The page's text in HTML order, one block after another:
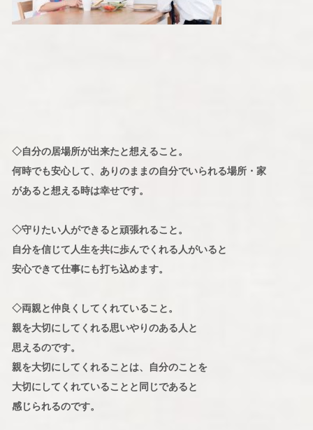
◇自分の居場所が出来たと想えること。
何時でも安心して、ありのままの自分でいられる場所・家
があると想える時は幸せです。
◇守りたい人ができると頑張れること。
自分を信じて人生を共に歩んでくれる人がいると
安心できて仕事にも打ち込めます。
◇両親と仲良くしてくれていること。
親を大切にしてくれる思いやりのある人と
思えるのです。
親を大切にしてくれることは、自分のことを
大切にしてくれていることと同じであると
感じられるのです。